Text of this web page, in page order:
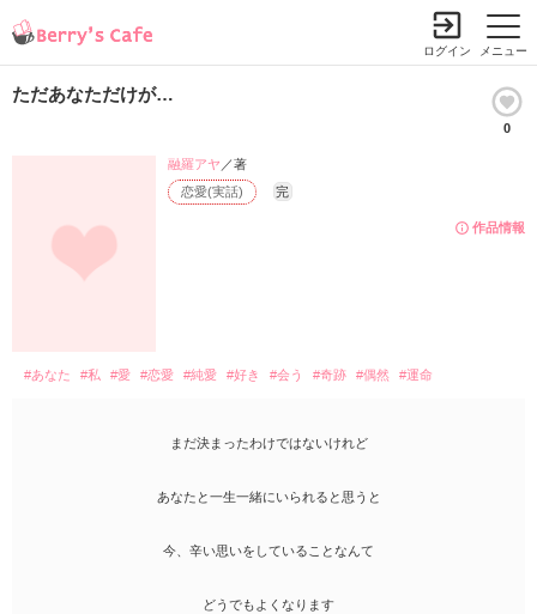
メニュー
ログイン
ただあなただけが…
0
作品情報
恋愛(実話) 完
融羅アヤ ／著
#あなた #私 #愛 #恋愛 #純愛 #好き #会う #奇跡 #偶然 #運命
まだ決まったわけではないけれど
あなたと一生一緒にいられると思うと
今、辛い思いをしていることなんて
どうでもよくなります